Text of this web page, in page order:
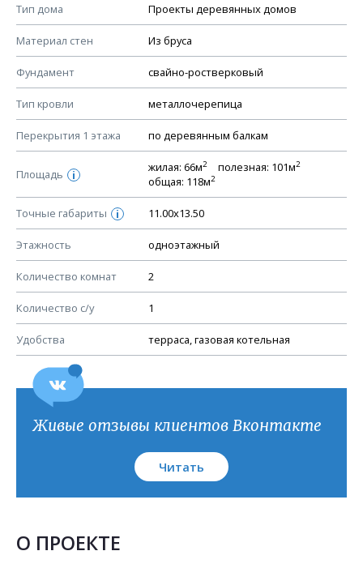
Тип дома Проекты деревянных домов
Материал стен Из бруса
Фундамент свайно-ростверковый
Тип кровли металлочерепица
Перекрытия 1 этажа по деревянным балкам
Площадь i
жилая: 66м2 полезная: 101м2
общая: 118м2
Точные габариты i 11.00х13.50
Этажность одноэтажный
Количество комнат 2
Количество с/у 1
Удобства терраса, газовая котельная
Смотрите советы по выбору материала в нашем
КОНСТРУКТИВНЫЕ РЕШЕНИЯ (КР)
Ведомость рабочих чертежей основного комплекта КР
План фундамента
Устройство фундамента, спецификация материалов
Планы перекрытий этажей, спецификация элементов
Устройство перекрытий
Устройство стен
Спецификация материалов стен
Схема расположения лаг чердака (если есть)
Схема расположения элементов стропил
Спецификация элементов стропил
Устройство стропильной системы
Узлы устройства кровли
План кровли
Живые отзывы клиентов Вконтакте
Читать
О ПРОЕКТЕ